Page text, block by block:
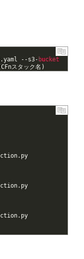
.yaml --s3- bucket
CFnスタック名 )
. py
. py
. py